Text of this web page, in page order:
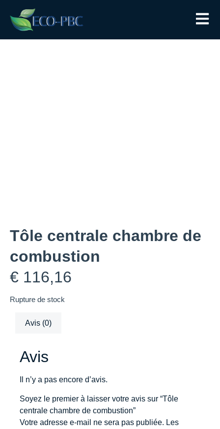
Tôle centrale chambre de
combustion
€ 116,16
Rupture de stock
Avis (0)
Avis
Il n’y a pas encore d’avis.
Soyez le premier à laisser votre avis sur “Tôle
centrale chambre de combustion”
Votre adresse e-mail ne sera pas publiée. Les